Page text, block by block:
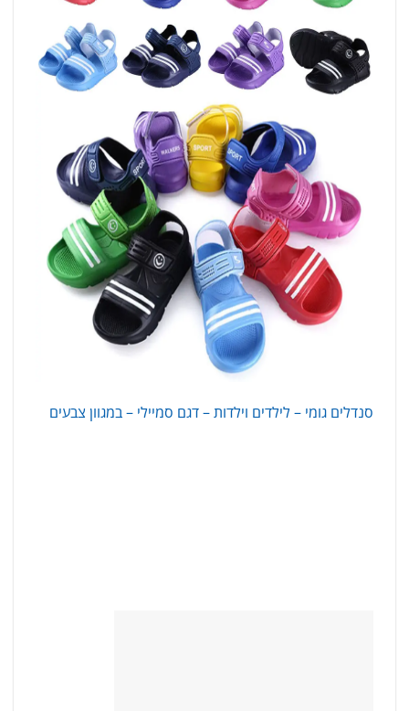
סנדלים גומי – לילדים וילדות – דגם סמיילי – במגוון צבעים